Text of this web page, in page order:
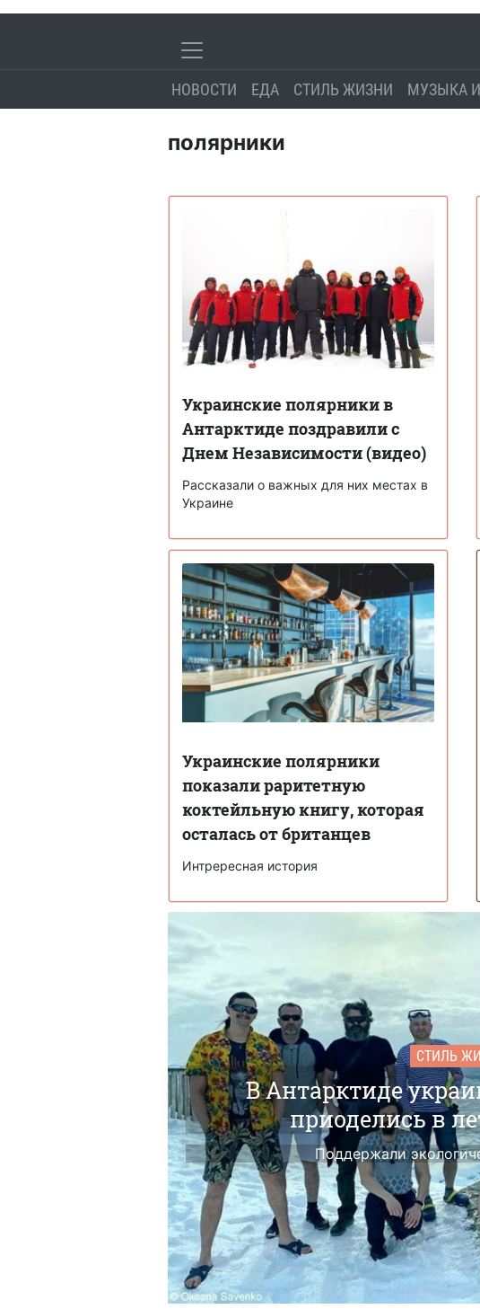
НОВОСТИ ЕДА СТИЛЬ ЖИЗНИ МУЗЫКА
полярники
Украинские полярники в
Антарктиде поздравили с
Днем Независимости (видео)
Рассказали о важных для них местах в
Украине
Украинские полярники
показали раритетную
коктейльную книгу, которая
осталась от британцев
Интрересная история
СТИЛЬ
В Антарктиде
приоделись в
Поддержали